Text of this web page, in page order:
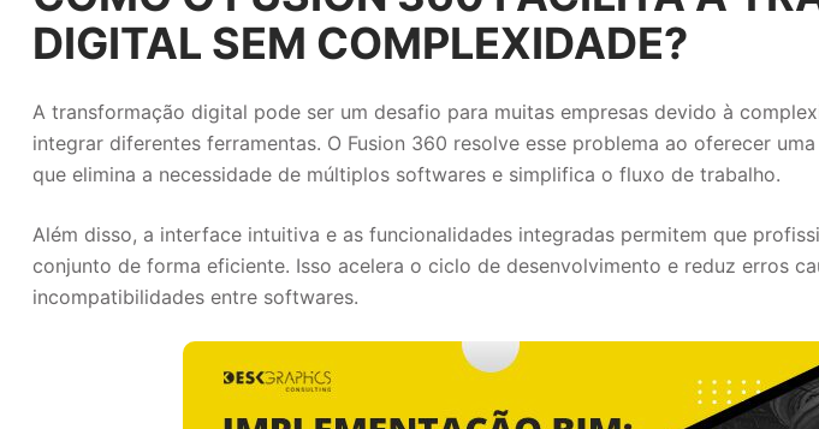
DIGITAL SEM COMPLEXIDADE?
A transformação digital pode ser um desafio para muitas empresas devido à
integrar diferentes ferramentas. O Fusion 360 resolve esse problema ao oferecer
que elimina a necessidade de múltiplos softwares e simplifica o fluxo de trabalho.
Além disso, a interface intuitiva e as funcionalidades integradas permitem que
conjunto de forma eficiente. Isso acelera o ciclo de desenvolvimento e reduz erros
incompatibilidades entre softwares.